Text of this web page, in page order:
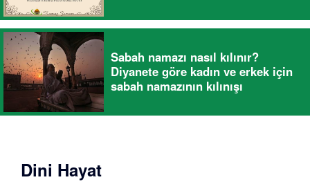
Sabah namazı nasıl kılınır?
Diyanete göre kadın ve erkek için
sabah namazının kılınışı
Dini Hayat